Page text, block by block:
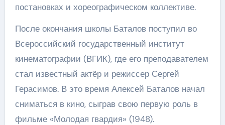
постановках и хореографическом коллективе.
После окончания школы Баталов поступил во
Всероссийский государственный институт
кинематографии (ВГИК), где его преподавателем
стал известный актёр и режиссер Сергей
Герасимов. В это время Алексей Баталов начал
сниматься в кино, сыграв свою первую роль в
фильме «Молодая гвардия» (1948).